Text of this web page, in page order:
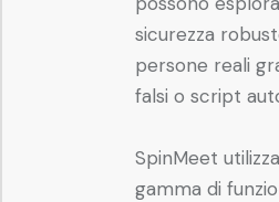
sicurezza
persone reali
falsi o script
SpinMeet
gamma di